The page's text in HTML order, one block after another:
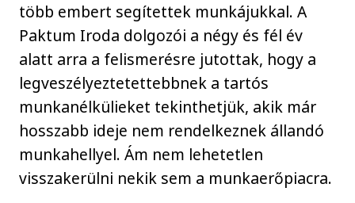
több embert segítettek munkájukkal. A
Paktum Iroda dolgozói a négy és fél év
alatt arra a felismerésre jutottak, hogy a
legveszélyeztetettebbnek a tartós
munkanélkülieket tekinthetjük, akik már
hosszabb ideje nem rendelkeznek állandó
munkahellyel. Ám nem lehetetlen
visszakerülni nekik sem a munkaerőpiacra.